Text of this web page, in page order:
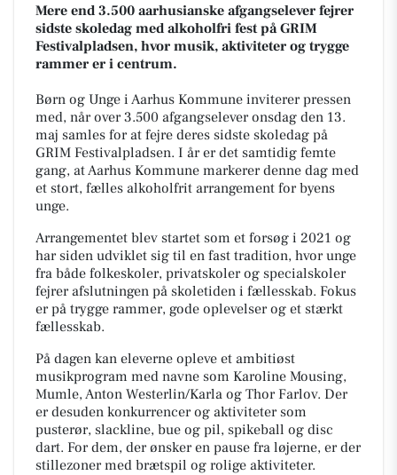
Mere end 3.500 aarhusianske afgangselever fejrer
sidste skoledag med alkoholfri fest på GRIM
Festivalpladsen, hvor musik, aktiviteter og trygge
rammer er i centrum.
Børn og Unge i Aarhus Kommune inviterer pressen
med, når over 3.500 afgangselever onsdag den 13.
maj samles for at fejre deres sidste skoledag på
GRIM Festivalpladsen. I år er det samtidig femte
gang, at Aarhus Kommune markerer denne dag med
et stort, fælles alkoholfrit arrangement for byens
unge.
Arrangementet blev startet som et forsøg i 2021 og
har siden udviklet sig til en fast tradition, hvor unge
fra både folkeskoler, privatskoler og specialskoler
fejrer afslutningen på skoletiden i fællesskab. Fokus
er på trygge rammer, gode oplevelser og et stærkt
fællesskab.
På dagen kan eleverne opleve et ambitiøst
musikprogram med navne som Karoline Mousing,
Mumle, Anton Westerlin/Karla og Thor Farlov. Der
er desuden konkurrencer og aktiviteter som
pusterør, slackline, bue og pil, spikeball og disc
dart. For dem, der ønsker en pause fra løjerne, er der
stillezoner med brætspil og rolige aktiviteter.